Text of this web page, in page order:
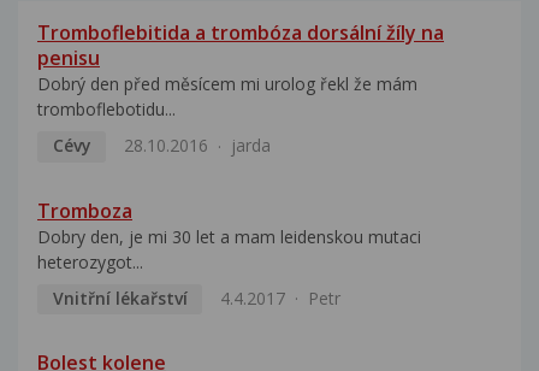
Tromboflebitida a trombóza dorsální žíly na
penisu
Dobrý den před měsícem mi urolog řekl že mám
tromboflebotidu...
Cévy
28.10.2016 jarda
Tromboza
Dobry den, je mi 30 let a mam leidenskou mutaci
heterozygot...
Vnitřní lékařství
4.4.2017 Petr
Bolest kolene